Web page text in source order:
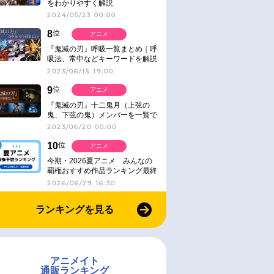
をわかりやすく解説
2024/05/23 00:00
8位
『鬼滅の刃』呼吸一覧まとめ｜呼
吸法、常中などキーワードを解説
2023/06/15 19:00
アニメ
9位
『鬼滅の刃』十二鬼月（上弦の
鬼、下弦の鬼）メンバーを一覧で
紹介＆解説（登場鬼の情報まと
2023/06/20 00:00
アニメ
10位
今期・2026夏アニメ みんなの
覇権おすすめ作品ランキング最終
結果発表！
2026/06/29 16:30
アニメ
ランキングを見る
アニメイト
通販ランキング